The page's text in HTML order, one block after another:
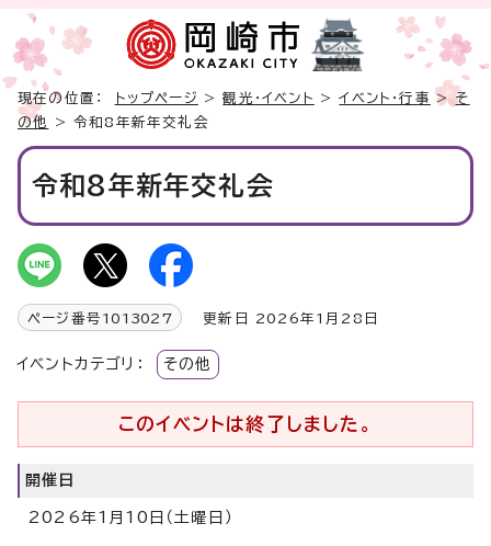
現在の位置： トップページ >観光・イベント >イベント・行事 >そ
の他
> 令和8年新年交礼会
令和8年新年交礼会
ページ番号 1013027 更新日 2026年1月28日
イベントカテゴリ： その他
このイベントは終了しました。
開催日
2026年1月10日（土曜日）